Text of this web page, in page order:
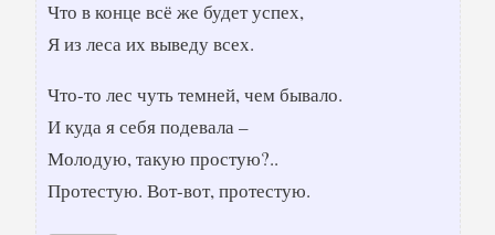
Что в конце всё же будет успех,
Я из леса их выведу всех.
Что-то лес чуть темней, чем бывало.
И куда я себя подевала –
Молодую, такую простую?..
Протестую. Вот-вот, протестую.